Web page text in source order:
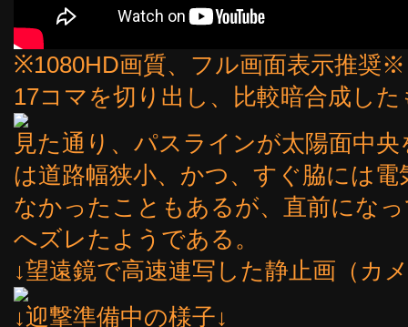
※1080HD画質、フル画面表示推奨
17コマを切り出し、比較暗合成し
見た通り、パスラインが太陽面中
は道路幅狭小、かつ、すぐ脇には
なかったこともあるが、直前にな
へズレたようである。
↓望遠鏡で高速連写した静止画（カ
↓迎撃準備中の様子↓